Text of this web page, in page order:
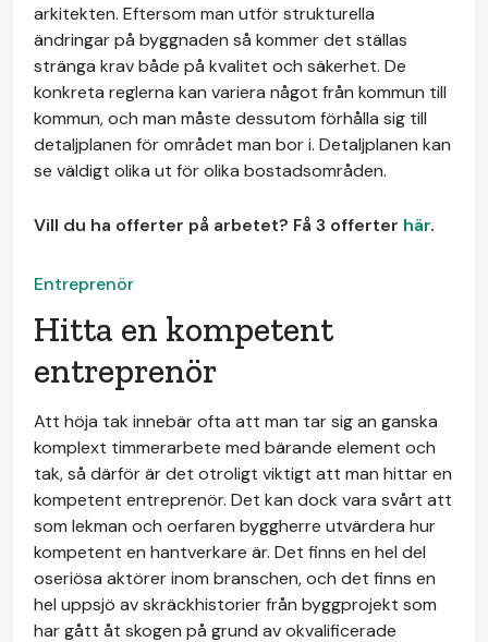
arkitekten. Eftersom man utför strukturella
ändringar på byggnaden så kommer det ställas
stränga krav både på kvalitet och säkerhet. De
konkreta reglerna kan variera något från kommun till
kommun, och man måste dessutom förhålla sig till
detaljplanen för området man bor i. Detaljplanen kan
se väldigt olika ut för olika bostadsområden.
Vill du ha offerter på arbetet? Få 3 offerter här.
Entreprenör
Hitta en kompetent
entreprenör
Att höja tak innebär ofta att man tar sig an ganska
komplext timmerarbete med bärande element och
tak, så därför är det otroligt viktigt att man hittar en
kompetent entreprenör. Det kan dock vara svårt att
som lekman och oerfaren byggherre utvärdera hur
kompetent en hantverkare är. Det finns en hel del
oseriösa aktörer inom branschen, och det finns en
hel uppsjö av skräckhistorier från byggprojekt som
har gått åt skogen på grund av okvalificerade